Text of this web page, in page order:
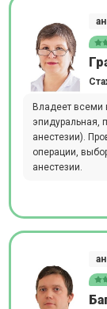
Владеет всеми
эпидуральная,
анестезии).
операции,
анестезии.